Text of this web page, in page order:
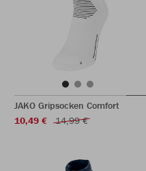
JAKO Gripsocken Comfort
10,49 €
14,99 €